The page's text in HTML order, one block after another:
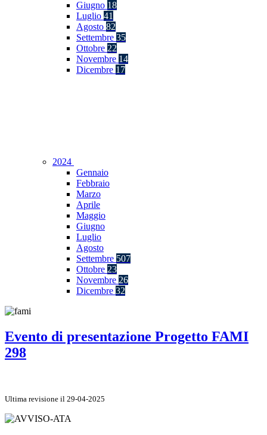
Giugno 18
Luglio 41
Agosto 82
Settembre 35
Ottobre 22
Novembre 14
Dicembre 17
2024
Gennaio
Febbraio
Marzo
Aprile
Maggio
Giugno
Luglio
Agosto
Settembre 507
Ottobre 23
Novembre 26
Dicembre 32
Evento di presentazione Progetto FAMI
298
Ultima revisione il 29-04-2025